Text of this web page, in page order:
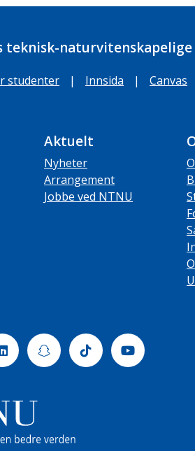
teknisk-
studenter | Innsida | Canvas
Aktuelt
Nyheter
Arrangement
Jobbe ved NTNU
LinkedinSnapchatTiktok Youtube